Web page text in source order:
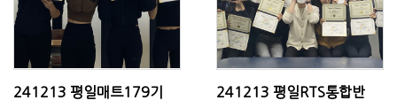
241213 평일매트179기 241213 평일RTS통합반